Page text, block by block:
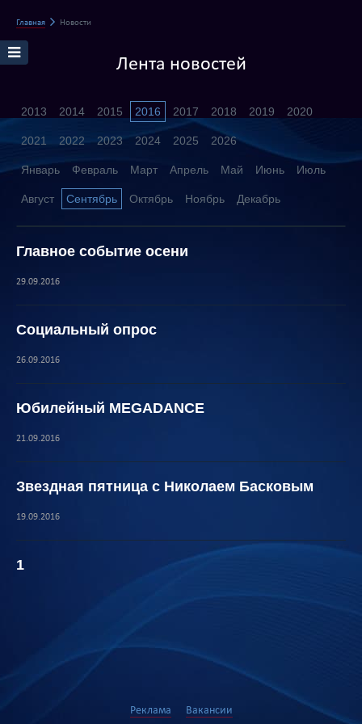
Главная Новости
Лента новостей
2013 2014 2015 2016 2017 2018 2019 2020
2021 2022 2023 2024 2025 2026
Январь Февраль Март Апрель Май Июнь Июль
Август Сентябрь Октябрь Ноябрь Декабрь
Главное событие осени
29.09.2016
Социальный опрос
26.09.2016
Юбилейный MEGADANCE
21.09.2016
Звездная пятница с Николаем Басковым
19.09.2016
1
Реклама Вакансии